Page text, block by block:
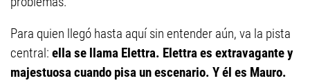
Para quien llegó hasta aquí sin entender aún, va la pista
central: ella se llama Elettra. Elettra es extravagante y
majestuosa cuando pisa un escenario. Y él es Mauro.